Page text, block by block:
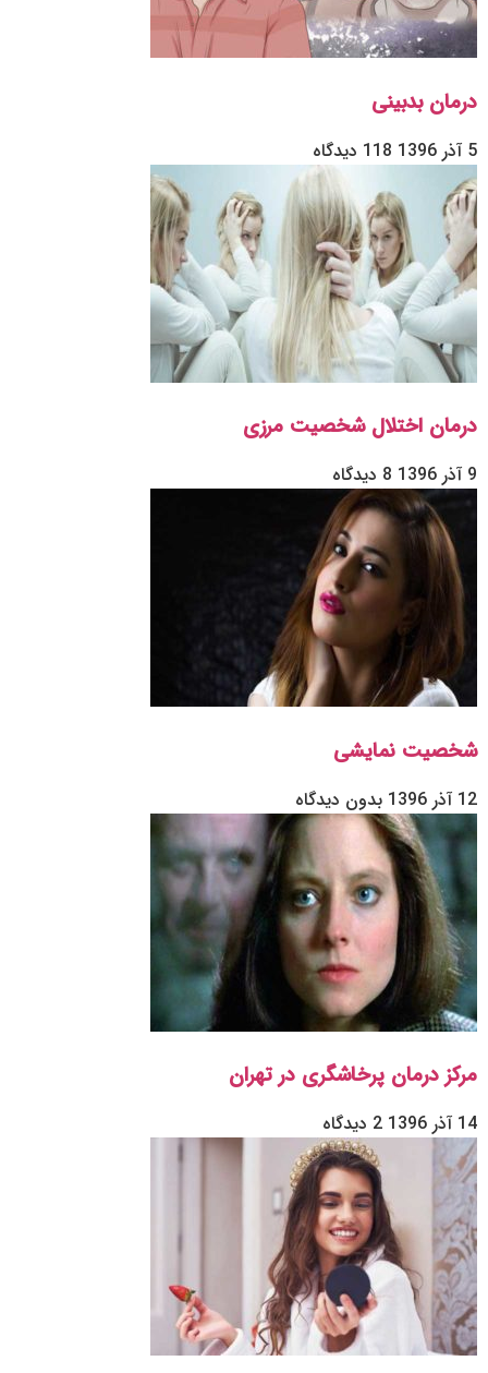
درمان بدبینی
5 آذر 1396 118 دیدگاه
درمان اختلال شخصیت مرزی
9 آذر 1396 8 دیدگاه
شخصیت نمایشی
12 آذر 1396 بدون دیدگاه
مرکز درمان پرخاشگری در تهران
14 آذر 1396 2 دیدگاه